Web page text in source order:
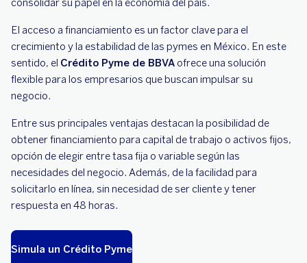
consolidar su papel en la economía del país.
El acceso a financiamiento es un factor clave para el
crecimiento y la estabilidad de las pymes en México. En este
sentido, el Crédito Pyme de BBVA ofrece una solución
flexible para los empresarios que buscan impulsar su
negocio.
Entre sus principales ventajas destacan la posibilidad de
obtener financiamiento para capital de trabajo o activos fijos,
opción de elegir entre tasa fija o variable según las
necesidades del negocio. Además, de la facilidad para
solicitarlo en línea, sin necesidad de ser cliente y tener
respuesta en 48 horas.
Simula un Crédito Pyme